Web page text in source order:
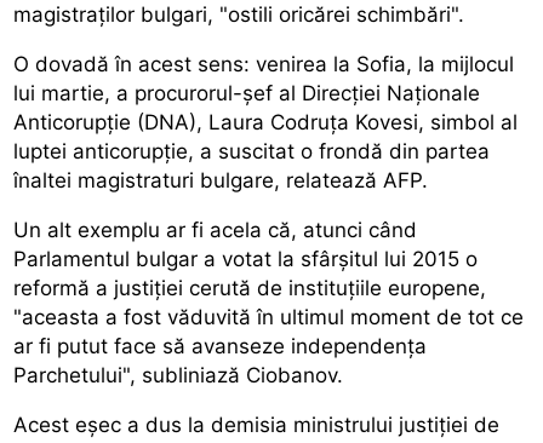
magistraților bulgari, "ostili oricărei schimbări".
O dovadă în acest sens: venirea la Sofia, la mijlocul
lui martie, a procurorul-șef al Direcției Naționale
Anticorupție (DNA), Laura Codruța Kovesi, simbol al
luptei anticorupție, a suscitat o frondă din partea
înaltei magistraturi bulgare, relatează AFP.
Un alt exemplu ar fi acela că, atunci când
Parlamentul bulgar a votat la sfârșitul lui 2015 o
reformă a justiției cerută de instituțiile europene,
"aceasta a fost văduvită în ultimul moment de tot ce
ar fi putut face să avanseze independența
Parchetului", subliniază Ciobanov.
Acest eșec a dus la demisia ministrului justiției de